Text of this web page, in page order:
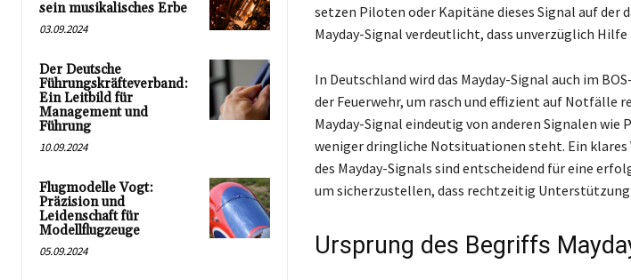
sein musikalisches Erbe
03.09.2024
Der Deutsche
Führungskräfteverband:
Ein Leitbild für
Management und
Führung
10.09.2024
Flugmodelle Vogt:
Präzision und
Leidenschaft für
Modellflugzeuge
05.09.2024
setzen Piloten oder Kapitäne dieses Signal auf der
Mayday-Signal verdeutlicht, dass unverzüglich
In Deutschland wird das Mayday-Signal auch im
der Feuerwehr, um rasch und effizient auf Notfälle
Mayday-Signal eindeutig von anderen Signalen wie
weniger dringliche Notsituationen steht. Ein
des Mayday-Signals sind entscheidend für eine
um sicherzustellen, dass rechtzeitig
Ursprung des Begriffs